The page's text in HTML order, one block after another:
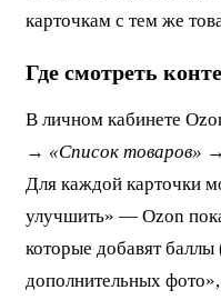
карточкам с тем же
Где смотреть
В личном кабинете
→ «Список товаров»
Для каждой карточки
улучшить» — Ozon
которые добавят
дополнительных